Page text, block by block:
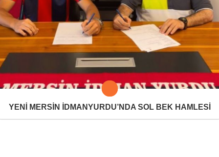
YENİ MERSİN İDMANYURDU’NDA SOL BEK HAMLESİ